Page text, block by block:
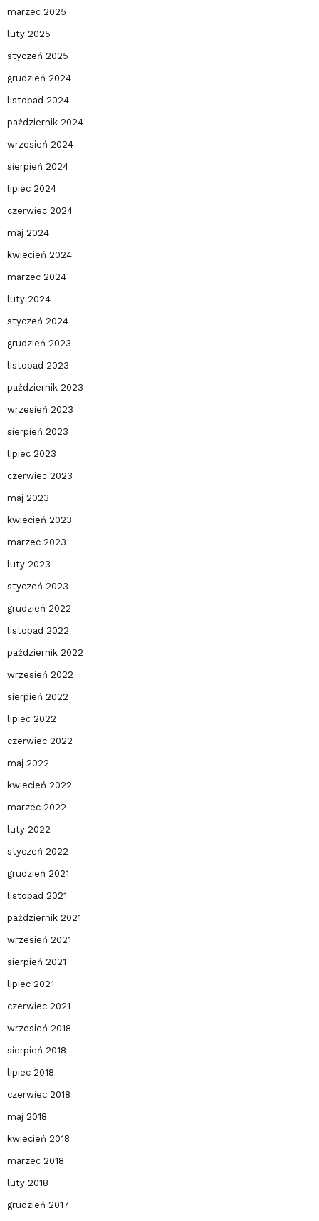
marzec 2025
luty 2025
styczeń 2025
grudzień 2024
listopad 2024
październik 2024
wrzesień 2024
sierpień 2024
lipiec 2024
czerwiec 2024
maj 2024
kwiecień 2024
marzec 2024
luty 2024
styczeń 2024
grudzień 2023
listopad 2023
październik 2023
wrzesień 2023
sierpień 2023
lipiec 2023
czerwiec 2023
maj 2023
kwiecień 2023
marzec 2023
luty 2023
styczeń 2023
grudzień 2022
listopad 2022
październik 2022
wrzesień 2022
sierpień 2022
lipiec 2022
czerwiec 2022
maj 2022
kwiecień 2022
marzec 2022
luty 2022
styczeń 2022
grudzień 2021
listopad 2021
październik 2021
wrzesień 2021
sierpień 2021
lipiec 2021
czerwiec 2021
wrzesień 2018
sierpień 2018
lipiec 2018
czerwiec 2018
maj 2018
kwiecień 2018
marzec 2018
luty 2018
grudzień 2017